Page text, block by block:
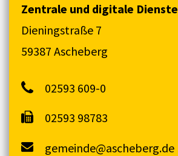
Zentrale und digitale Dienste
Dieningstraße 7
59387 Ascheberg
02593 609-0
02593 98783
gemeinde@ascheberg.de